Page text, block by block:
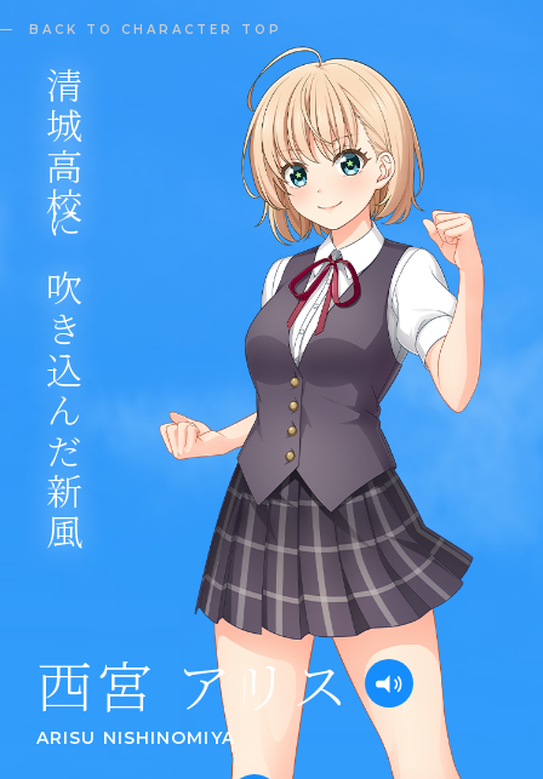
BACK TO CHARACTER TOP
清城高校に吹き込んだ新風
西宮 アリス
ARISU NISHINOMIYA